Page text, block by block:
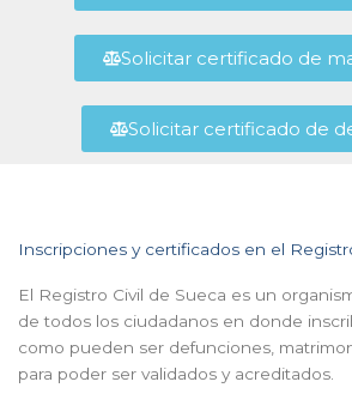
Solicitar certificado de
Solicitar certificado de
Inscripciones y certificados en el
El Registro Civil de Sueca es un
de todos los ciudadanos en donde
como pueden ser defunciones,
para poder ser validados y acreditados.